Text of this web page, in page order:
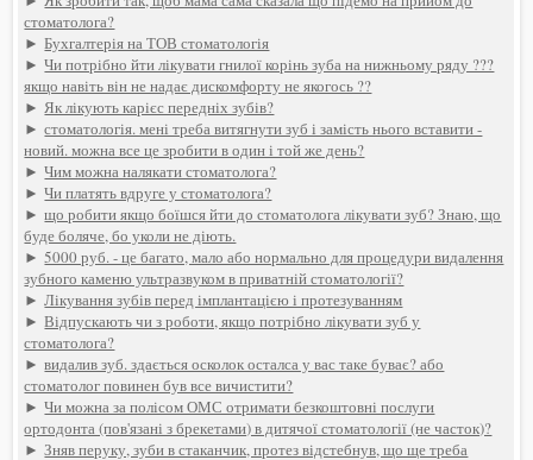
стоматолога?
►Бухгалтерія на ТОВ стоматологія
►Чи потрібно йти лікувати гнилої корінь зуба на нижньому ряду ???
якщо навіть він не надає дискомфорту не якогось ??
►Як лікують карієс передніх зубів?
►стоматологія. мені треба витягнути зуб і замість нього вставити -
новий. можна все це зробити в один і той же день?
►Чим можна налякати стоматолога?
►Чи платять вдруге у стоматолога?
►що робити якщо боїшся йти до стоматолога лікувати зуб? Знаю, що
буде боляче, бо уколи не діють.
►5000 руб. - це багато, мало або нормально для процедури видалення
зубного каменю ультразвуком в приватній стоматології?
►Лікування зубів перед імплантацією і протезуванням
►Відпускають чи з роботи, якщо потрібно лікувати зуб у
стоматолога?
►видалив зуб. здається осколок осталса у вас таке буває? або
стоматолог повинен був все вичистити?
►Чи можна за полісом ОМС отримати безкоштовні послуги
ортодонта (пов'язані з брекетами) в дитячої стоматології (не часток)?
►Зняв перуку, зуби в стаканчик, протез відстебнув, що ще треба